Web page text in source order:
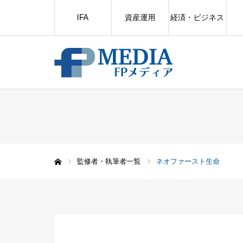
IFA 資産運用 経済・ビジネス
監修者・執筆者一覧 ネオファースト生命